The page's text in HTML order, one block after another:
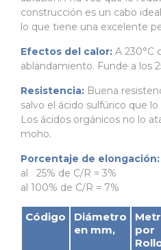
construcción es un cabo
lo que tiene una excelente
Efectos del calor: A 230°C
ablandamiento. Funde a los
Resistencia: Buena
salvo el ácido sulfúrico que
Los ácidos orgánicos no lo
moho.
Porcentaje de elongación:
al 25% de C/R = 3%
al 100% de C/R = 7%
Código
Diámetro
en mm,
por